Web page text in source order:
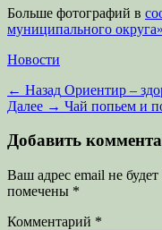
Больше фотографий в
муниципального
Категории
Новости
Навигация
по
записям
← Назад Предыдущая
запись:
Ориентир –
Далее → Следующая
Чай попьем и
Добавить
Ваш адрес email не
помечены *
Комментарий *